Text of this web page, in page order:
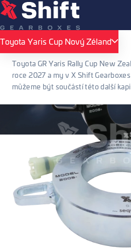
Toyota Yaris Cup Nový Zéland
Toyota Yaris Cup Nový Zéland
Toyota GR Yaris Rally Cup New
roce 2027 a my v X Shift
můžeme být součástí této další